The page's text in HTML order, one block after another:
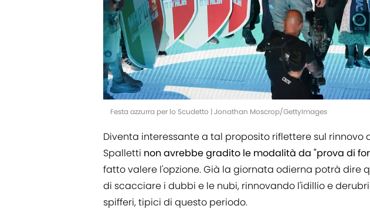
Festa azzurra per lo Scudetto | Jonathan Moscrop/GettyImages
Diventa interessante a tal proposito riflettere sul rinnovo
Spalletti non avrebbe gradito le modalità da "prova di
fatto valere l'opzione. Già la giornata odierna potrà dire
di scacciare i dubbi e le nubi, rinnovando l'idillio e
spifferi, tipici di questo periodo.